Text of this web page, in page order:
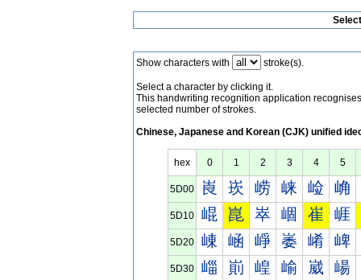
Show characters with stroke(s).
Select a character by clicking it.
This handwriting recognition application
selected number of strokes.
Chinese, Japanese and Korean (CJK) unified
hex 0 1 2 3 4 5
5D00 崀 崁 崂 崃 崄 崅
5D10 崐 崑 崒 崓 崔 崕
5D20 崠 崡 崢 崣 崤 崥
5D30 崰 崱 崲 崳 崴 崵